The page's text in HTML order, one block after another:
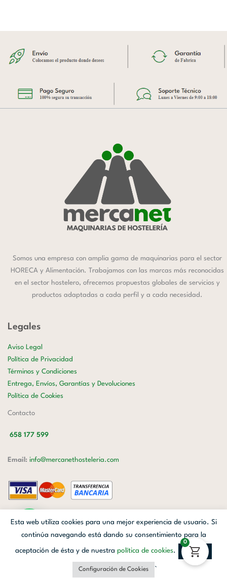
Somos una empresa con amplia gama de maquinarias para el sector
HORECA y Alimentación. Trabajamos con las marcas más reconocidas
en el sector hostelero, ofrecemos propuestas globales de servicios y
productos adaptadas a cada perfil y a cada necesidad.
Legales
Aviso Legal
Política de Privacidad
Términos y Condiciones
Entrega, Envíos, Garantías y Devoluciones
Política de Cookies
Contacto
658 177 599
Email: info@mercanethosteleria.com
Mercanet © 2026.| Diseñado porAvanzada Digital| Webmaster
Facebook Linkedin Instagram
Esta web utiliza cookies para una mejor experiencia de usuario. Si
continúa navegando está dando su consentimiento para la
aceptación de ésta y de nuestra política de cookies. Aceptar
Configuración de Cookies `
0